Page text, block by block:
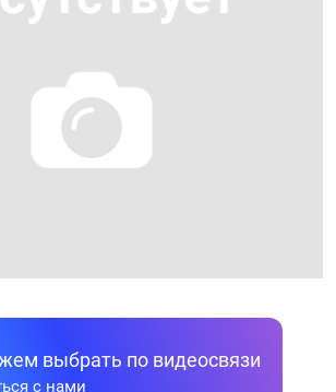
выбрать по видеосвязи
с нами